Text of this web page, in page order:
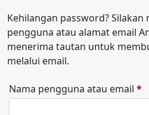
Kehilangan password? Silakan
pengguna atau alamat email
menerima tautan untuk
melalui email.
Nama pengguna atau email *